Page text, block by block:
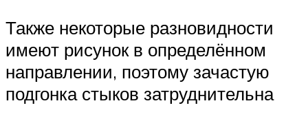
Также некоторые разновидности
имеют рисунок в определённом
направлении, поэтому зачастую
подгонка стыков затруднительна